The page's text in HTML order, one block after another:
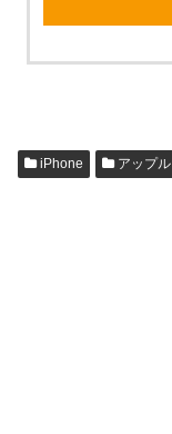
iPhone アップル